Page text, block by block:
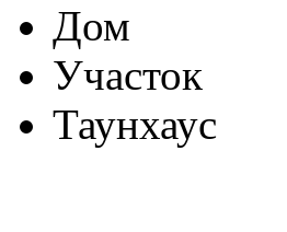
Дом
Участок
Таунхаус